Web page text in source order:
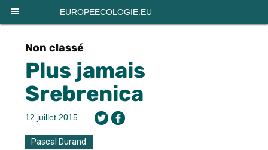
EUROPEECOLOGIE.EU
Non classé
Plus jamais
Srebrenica
12 juillet 2015
Pascal Durand